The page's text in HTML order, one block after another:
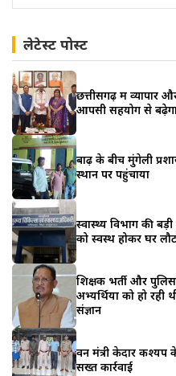
लेटेस्ट पोस्ट
छत्तीसगढ़ में व्यापार
आपसी सहयोग से बढ़ेगा
बाढ़ के बीच मुंगेली
स्थान पर पहुंचाया
स्वास्थ्य विभाग की
को स्वस्थ होकर घर
शिक्षक भर्ती और पुलिस
अभ्यर्थियों को हो रही
संज्ञान
वन मंत्री केदार कश्यप
सख्त कार्रवाई